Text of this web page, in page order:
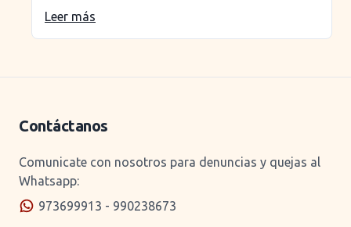
Leer más
Contáctanos
Comunicate con nosotros para denuncias y quejas al
Whatsapp:
973699913 - 990238673